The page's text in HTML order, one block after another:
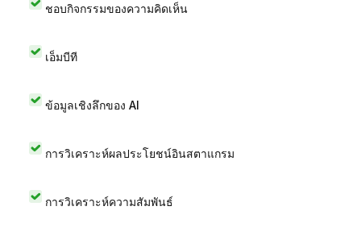
ชอบกิจกรรมของความคิดเห็น
เอ็มบีที
ข้อมูลเชิงลึกของ AI
การวิเคราะห์ผลประโยชน์อินสตาแกรม
การวิเคราะห์ความสัมพันธ์